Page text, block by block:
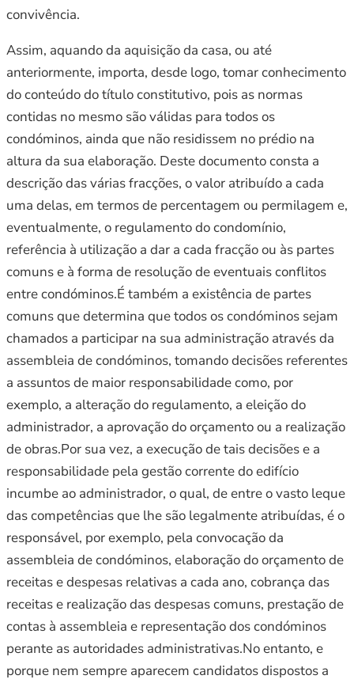
convivência.
Assim, aquando da aquisição da casa, ou até
anteriormente, importa, desde logo, tomar conhecimento
do conteúdo do título constitutivo, pois as normas
contidas no mesmo são válidas para todos os
condóminos, ainda que não residissem no prédio na
altura da sua elaboração. Deste documento consta a
descrição das várias fracções, o valor atribuído a cada
uma delas, em termos de percentagem ou permilagem e,
eventualmente, o regulamento do condomínio,
referência à utilização a dar a cada fracção ou às partes
comuns e à forma de resolução de eventuais conflitos
entre condóminos.É também a existência de partes
comuns que determina que todos os condóminos sejam
chamados a participar na sua administração através da
assembleia de condóminos, tomando decisões referentes
a assuntos de maior responsabilidade como, por
exemplo, a alteração do regulamento, a eleição do
administrador, a aprovação do orçamento ou a realização
de obras.Por sua vez, a execução de tais decisões e a
responsabilidade pela gestão corrente do edifício
incumbe ao administrador, o qual, de entre o vasto leque
das competências que lhe são legalmente atribuídas, é o
responsável, por exemplo, pela convocação da
assembleia de condóminos, elaboração do orçamento de
receitas e despesas relativas a cada ano, cobrança das
receitas e realização das despesas comuns, prestação de
contas à assembleia e representação dos condóminos
perante as autoridades administrativas.No entanto, e
porque nem sempre aparecem candidatos dispostos a